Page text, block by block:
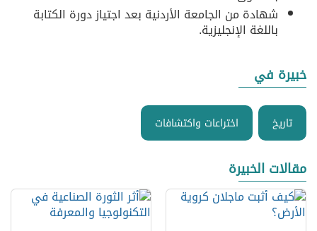
شهادة من الجامعة الأردنية بعد اجتياز دورة الكتابة
باللغة الإنجليزية.
خبيرة في
تاريخ اختراعات واكتشافات
مقالات الخبيرة